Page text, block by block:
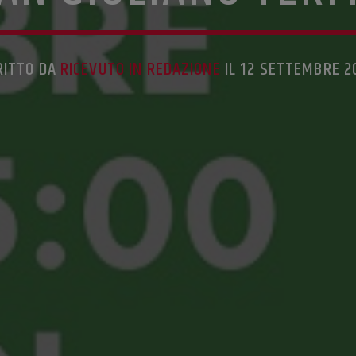
DA RICEVUTO IN REDAZIONE IL 12 SETTEMBRE